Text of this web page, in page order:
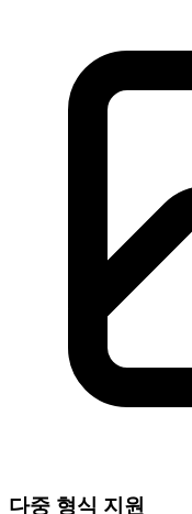
다중 형식 지원